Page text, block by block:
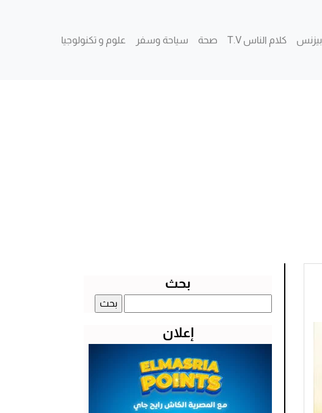
بيزنس كلام الناس T.V صحة سياحة وسفر علوم و تكنولوجيا
بحث
عن:
إعلان